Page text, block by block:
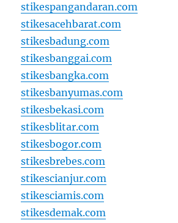
stikespangandaran.com
stikesacehbarat.com
stikesbadung.com
stikesbanggai.com
stikesbangka.com
stikesbanyumas.com
stikesbekasi.com
stikesblitar.com
stikesbogor.com
stikesbrebes.com
stikescianjur.com
stikesciamis.com
stikesdemak.com